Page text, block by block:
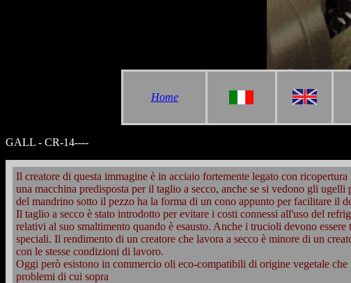
Home
GALL - CR-14----
Il creatore di questa immagine è in acciaio fortemente legato con
una macchina predisposta per il taglio a secco, anche se si vedono gli
del mandrino sotto il pezzo ha la forma di un cono appunto per facilitare il
Il taglio a secco è stato introdotto per evitare i costi connessi all'uso del
relativi al suo smaltimento quando è esausto. Anche i trucioli devono
speciali. Il rendimento di un creatore che lavora a secco è minore di un
con le stesse condizioni di lavoro.
Oggi però esistono in commercio oli eco-compatibili di origine vegetale che
problemi di cui sopra